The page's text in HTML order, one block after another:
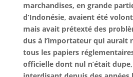
marchandises, en grande
d’Indonésie, avaient été
mais avait prétexté des
dus à l’importateur qui aurait
tous les papiers
officielle dont nul n’était